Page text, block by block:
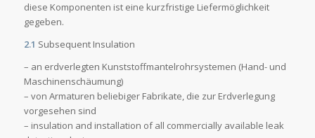
diese Komponenten ist eine kurzfristige Liefermöglichkeit
gegeben.
2.1 Subsequent Insulation
– an erdverlegten Kunststoffmantelrohrsystemen (Hand- und
Maschinenschäumung)
– von Armaturen beliebiger Fabrikate, die zur Erdverlegung
vorgesehen sind
– insulation and installation of all commercially available leak